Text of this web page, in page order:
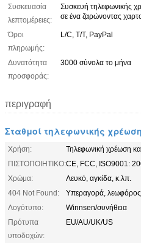
Συσκευασία
λεπτομέρειες:
Συσκευή τηλεφωνικής
σε ένα ζαρώνοντας
Όροι
πληρωμής:
L/C, T/T, PayPal
Δυνατότητα
προσφοράς:
3000 σύνολα το μήνα
περιγραφή
Σταθμοί τηλεφωνικής
Χρήση:
Τηλεφωνική χρέωση
ΠΙΣΤΟΠΟΙΗΤΙΚΟ:CE, FCC, ISO9001:
Χρώμα:
Λευκό, αγκίδα, κ.λπ.
404 Not Found:
Υπεραγορά,
Λογότυπο:
Winnsen/συνήθεια
Πρότυπα
υποδοχών:
EU/AU/UK/US